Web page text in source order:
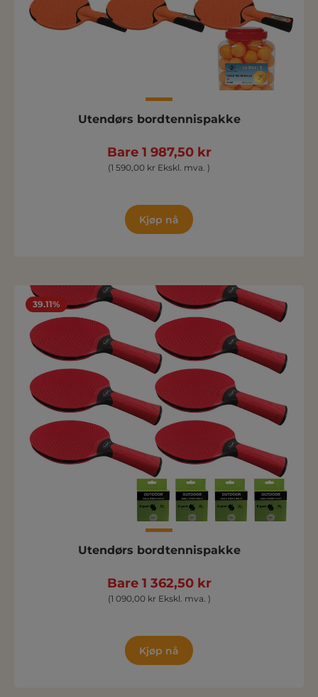
Utendørs bordtennispakke
Bare 1 987,50 kr
(1 590,00 kr Ekskl. mva. )
Kjøp nå
39.11%
Utendørs bordtennispakke
Bare 1 362,50 kr
(1 090,00 kr Ekskl. mva. )
Kjøp nå